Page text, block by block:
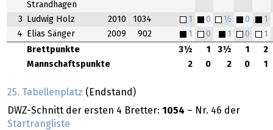
Brettpunkte 3½ 1 3½ 1
2
Mannschaftspunkte
2 0 2 0 1
Strandhagen
3 Ludwig Holz 2010 1034 1 0 ½ 0
1
4
Elias Sänger 2009 902 1 0 1 0 1
25. Tabellenplatz (Endstand)
DWZ-Schnitt der ersten 4 Bretter: 1054 – Nr. 46 der
Startrangliste